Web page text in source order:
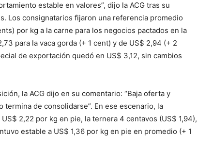
estable en valores”, dijo la ACG tras su
Los consignatarios fijaron una referencia promedio
por kg a la carne para los negocios pactados en la
para la vaca gorda (+ 1 cent) y de US$ 2,94 (+ 2
de exportación quedó en US$ 3,12, sin cambios
la ACG dijo en su comentario: “Baja oferta y
de consolidarse”. En ese escenario, la
2,22 por kg en pie, la ternera 4 centavos (US$ 1,94),
estable a US$ 1,36 por kg en pie en promedio (+ 1